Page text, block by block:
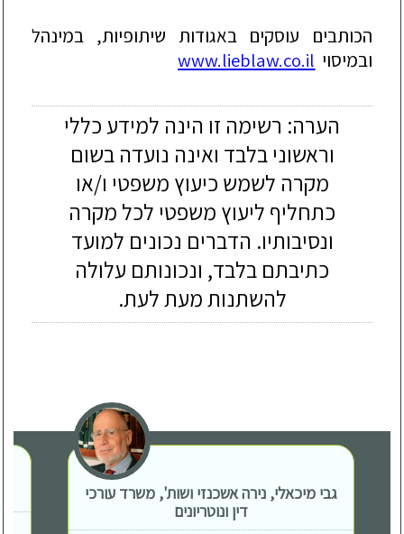
הכותבים עוסקיםבאגודות שיתופיות,במינהל
ובמיסוי www.lieblaw.co.il
הערה: רשימה זו הינה למידע כללי
וראשוני בלבד ואינה נועדה בשום
מקרה לשמש כיעוץ משפטי ו/או
כתחליף ליעוץ משפטי לכל מקרה
ונסיבותיו. הדברים נכונים למועד
כתיבתם בלבד, ונכונותם עלולה
להשתנות מעת לעת.
גבי מיכאלי, נירה אשכנזי ושות', משרד עורכי
דין ונוטריונים